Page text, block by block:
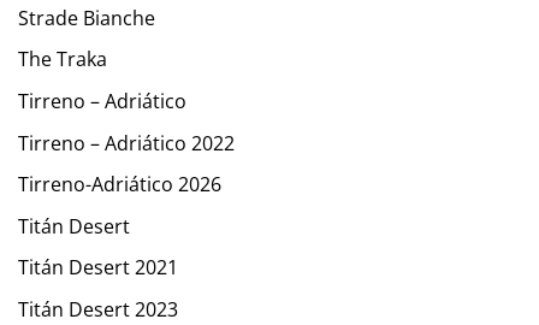
Strade Bianche
The Traka
Tirreno – Adriático
Tirreno – Adriático 2022
Tirreno-Adriático 2026
Titán Desert
Titán Desert 2021
Titán Desert 2023